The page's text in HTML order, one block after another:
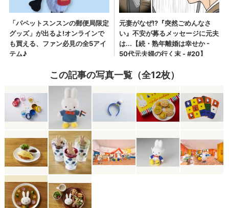
この記事の写真一覧（全12枚）